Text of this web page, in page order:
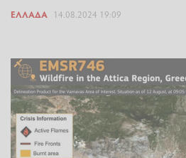
ΕΛΛΆΔΑ 14.08.2024 19:09